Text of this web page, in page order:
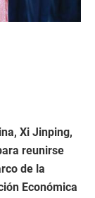
Xi Jinping,
reunirse
de la
Económica